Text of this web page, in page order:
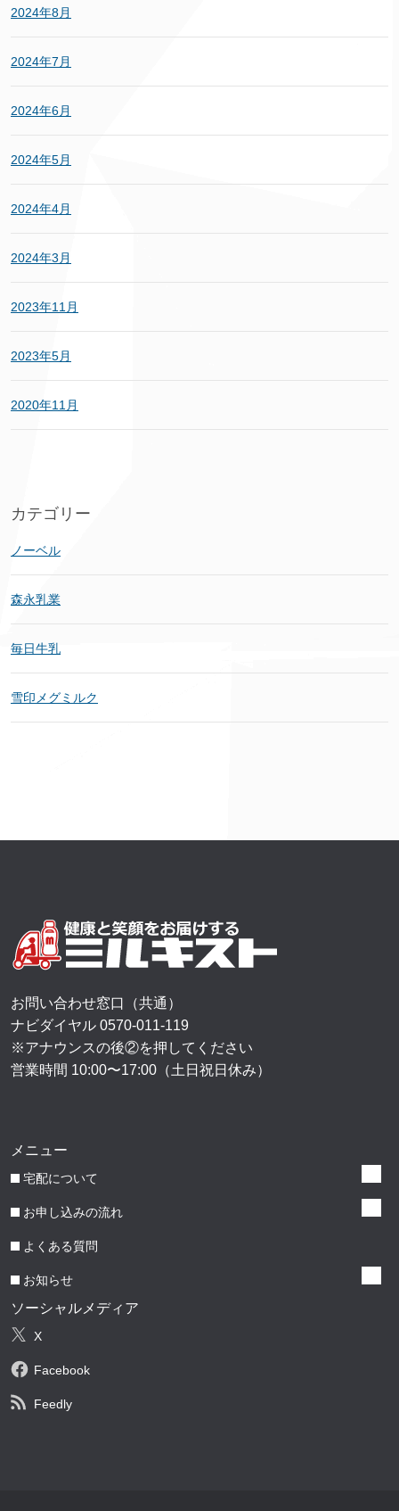
2024年8月
2024年7月
2024年6月
2024年5月
2024年4月
2024年3月
2023年11月
2023年5月
2020年11月
カテゴリー
ノーベル
森永乳業
毎日牛乳
雪印メグミルク
お問い合わせ窓口（共通）
ナビダイヤル 0570-011-119
※アナウンスの後②を押してください
営業時間 10:00〜17:00（土日祝日休み）
メニュー
宅配について
お申し込みの流れ
よくある質問
お知らせ
ソーシャルメディア
X
Facebook
Feedly